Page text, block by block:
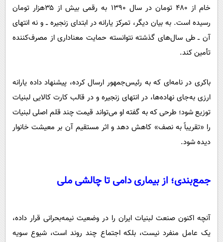
خام از ۴۸۰ تومان در سال ۱۳۹۰ به رقمی بیش از ۳۵هزار تومان
رسیده است. به بیان دیگر، تمرکز یارانه در ابتدای زنجیره ــ و نه انتهای
آن ــ طی سال‌های گذشته نتوانسته حمایت معناداری از مصرف‌کننده
تأمین کند.
باکری در نامه‌ای که به رئیس‌جمهور ارسال کرده، پیشنهاد داده یارانه
ارزی به‌جای نهاده‌ها، در انتهای زنجیره و در قالب کارت کالایی لبنیات
توزیع شود؛ طرحی که به گفته او می‌تواند قیمت چند قلم اصلی لبنیات
را «تقریباً به نصف» کاهش دهد و اثر مستقیم آن بر معیشت خانوار
دیده شود.
جمع‌بندی؛ از بیماری دامی تا چالشی ملی
آنچه اکنون صنعت لبنیات ایران را در وضعیت نیمه‌بحرانی قرار داده،
یک عامل منفرد نیست، بلکه اجتماع چند روند است، شیوع سویه